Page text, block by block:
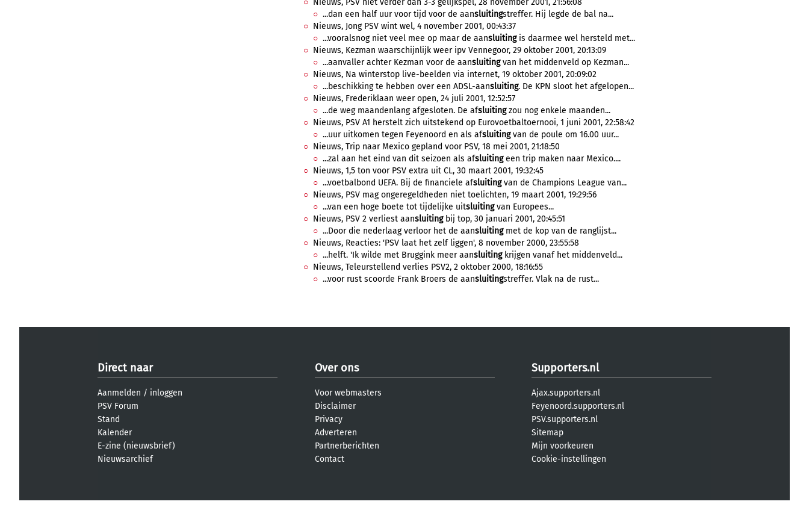
Nieuws, PSV niet verder dan 3-3 gelijkspel, 28 november 2001, 21:56:08
...dan een half uur voor tijd voor de aansluitingstreffer. Hij legde de bal na...
Nieuws, Jong PSV wint wel, 4 november 2001, 00:43:37
...vooralsnog niet veel mee op maar de aansluitingis daarmee wel hersteld met...
Nieuws, Kezman waarschijnlijk weer ipv Vennegoor, 29 oktober 2001, 20:13:09
...aanvaller achter Kezman voor de aansluitingvan het middenveld op Kezman...
Nieuws, Na winterstop live-beelden via internet, 19 oktober 2001, 20:09:02
...beschikking te hebben over een ADSL-aansluiting. De KPN sloot het afgelopen...
Nieuws, Frederiklaan weer open, 24 juli 2001, 12:52:57
...de weg maandenlang afgesloten. De afsluitingzou nog enkele maanden...
Nieuws, PSV A1 herstelt zich uitstekend op Eurovoetbaltoernooi, 1 juni 2001, 22:58:42
...uur uitkomen tegen Feyenoord en als afsluitingvan de poule om 16.00 uur...
Nieuws, Trip naar Mexico gepland voor PSV, 18 mei 2001, 21:18:50
...zal aan het eind van dit seizoen als afsluitingeen trip maken naar Mexico....
Nieuws, 1,5 ton voor PSV extra uit CL, 30 maart 2001, 19:32:45
...voetbalbond UEFA. Bij de financiele afsluitingvan de Champions League van...
Nieuws, PSV mag ongeregeldheden niet toelichten, 19 maart 2001, 19:29:56
...van een hoge boete tot tijdelijke uitsluitingvan Europees...
Nieuws, PSV 2 verliest aansluitingbij top, 30 januari 2001, 20:45:51
...Door die nederlaag verloor het de aansluitingmet de kop van de ranglijst...
Nieuws, Reacties: 'PSV laat het zelf liggen', 8 november 2000, 23:55:58
...helft. 'Ik wilde met Bruggink meer aansluitingkrijgen vanaf het middenveld...
Nieuws, Teleurstellend verlies PSV2, 2 oktober 2000, 18:16:55
...voor rust scoorde Frank Broers de aansluitingstreffer. Vlak na de rust...
Direct naar
Aanmelden / inloggen
PSV Forum
Stand
Kalender
E-zine (nieuwsbrief)
Nieuwsarchief
Over ons
Voor webmasters
Disclaimer
Privacy
Adverteren
Partnerberichten
Contact
Supporters.nl
Ajax.supporters.nl
Feyenoord.supporters.nl
PSV.supporters.nl
Sitemap
Mijn voorkeuren
Cookie-instellingen